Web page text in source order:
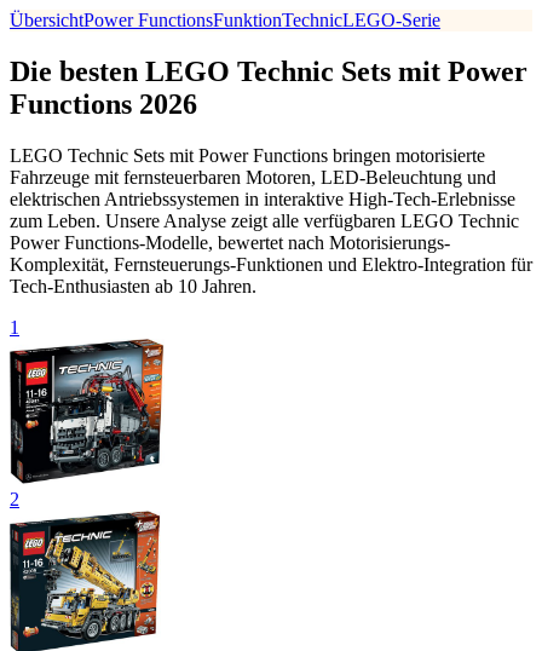
ÜbersichtPower FunctionsFunktionTechnicLEGO-Serie
Die besten LEGO Technic Sets mit Power
Functions 2026
LEGO Technic Sets mit Power Functions bringen motorisierte
Fahrzeuge mit fernsteuerbaren Motoren, LED-Beleuchtung und
elektrischen Antriebssystemen in interaktive High-Tech-Erlebnisse
zum Leben. Unsere Analyse zeigt alle verfügbaren LEGO Technic
Power Functions-Modelle, bewertet nach Motorisierungs-
Komplexität, Fernsteuerungs-Funktionen und Elektro-Integration für
Tech-Enthusiasten ab 10 Jahren.
1
2